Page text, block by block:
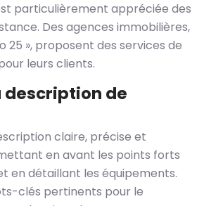
particulièrement appréciée des
Des agences immobilières,
25 », proposent des services de
leurs clients.
de
claire, précise et
en avant les points forts
en détaillant les équipements.
clés pertinents pour le